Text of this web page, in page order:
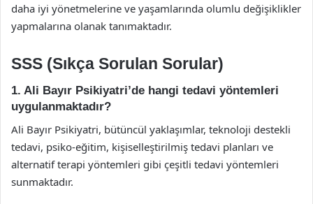
daha iyi yönetmelerine ve yaşamlarında olumlu değişiklikler
yapmalarına olanak tanımaktadır.
SSS (Sıkça Sorulan Sorular)
1. Ali Bayır Psikiyatri’de hangi tedavi yöntemleri
uygulanmaktadır?
Ali Bayır Psikiyatri, bütüncül yaklaşımlar, teknoloji destekli
tedavi, psiko-eğitim, kişiselleştirilmiş tedavi planları ve
alternatif terapi yöntemleri gibi çeşitli tedavi yöntemleri
sunmaktadır.